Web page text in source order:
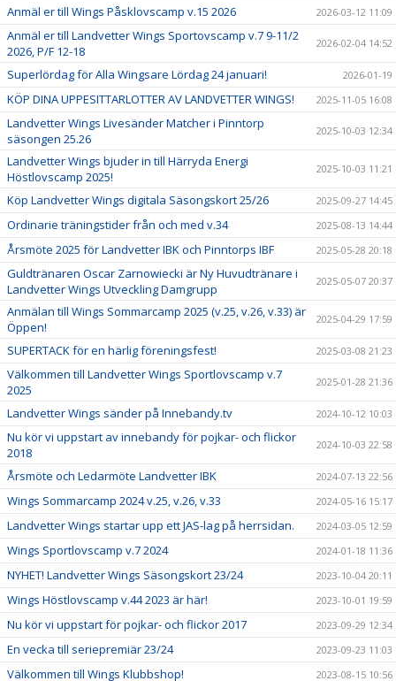
Anmäl er till Wings Påsklovscamp v.15 2026 2026-03-12 11:09
Anmäl er till Landvetter Wings Sportovscamp v.7 9-11/2
2026, P/F 12-18
2026-02-04 14:52
Superlördag för Alla Wingsare Lördag 24 januari! 2026-01-19
KÖP DINA UPPESITTARLOTTER AV LANDVETTER WINGS! 2025-11-05 16:08
Landvetter Wings Livesänder Matcher i Pinntorp
säsongen 25.26
2025-10-03 12:34
Landvetter Wings bjuder in till Härryda Energi
Höstlovscamp 2025!
2025-10-03 11:21
Köp Landvetter Wings digitala Säsongskort 25/26 2025-09-27 14:45
Ordinarie träningstider från och med v.34 2025-08-13 14:44
Årsmöte 2025 för Landvetter IBK och Pinntorps IBF 2025-05-28 20:18
Guldtränaren Oscar Zarnowiecki är Ny Huvudtränare i
Landvetter Wings Utveckling Damgrupp
2025-05-07 20:37
Anmälan till Wings Sommarcamp 2025 (v.25, v.26, v.33) är
Öppen!
2025-04-29 17:59
SUPERTACK för en härlig föreningsfest! 2025-03-08 21:23
Välkommen till Landvetter Wings Sportlovscamp v.7
2025
2025-01-28 21:36
Landvetter Wings sänder på Innebandy.tv 2024-10-12 10:03
Nu kör vi uppstart av innebandy för pojkar- och flickor
2018
2024-10-03 22:58
Årsmöte och Ledarmöte Landvetter IBK 2024-07-13 22:56
Wings Sommarcamp 2024 v.25, v.26, v.33 2024-05-16 15:17
Landvetter Wings startar upp ett JAS-lag på herrsidan. 2024-03-05 12:59
Wings Sportlovscamp v.7 2024 2024-01-18 11:36
NYHET! Landvetter Wings Säsongskort 23/24 2023-10-04 20:11
Wings Höstlovscamp v.44 2023 är här! 2023-10-01 19:59
Nu kör vi uppstart för pojkar- och flickor 2017 2023-09-29 12:34
En vecka till seriepremiär 23/24 2023-09-23 11:03
Välkommen till Wings Klubbshop! 2023-08-15 10:56